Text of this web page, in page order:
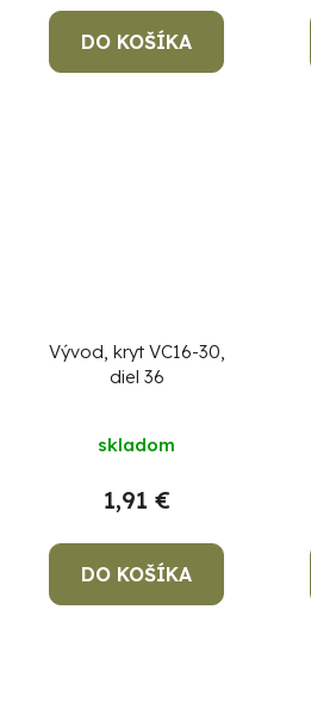
DO KOŠÍKA
Vývod, kryt VC16-30,
diel 36
skladom
1,91 €
DO KOŠÍKA